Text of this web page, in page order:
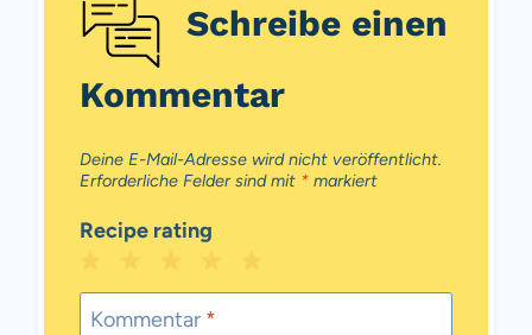
Schreibe einen
Kommentar
Deine E-Mail-Adresse wird nicht veröffentlicht.
Erforderliche Felder sind mit * markiert
Recipe rating
5
4
Stars
3
Stars
2
Stars
1
Star
Kommentar *